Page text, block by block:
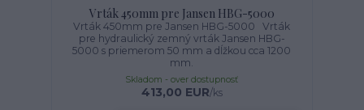
Vrták 450mm pre Jansen HBG-5000
Vrták 450mm pre Jansen HBG-5000 Vrták
pre hydraulický zemný vrták Jansen HBG-
5000 s priemerom 50 mm a dĺžkou cca 1200
mm.
413,00 EUR/ks
Skladom - over dostupnosť